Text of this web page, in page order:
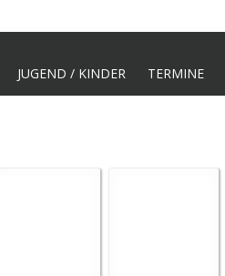
JUGEND / KINDER TERMINE